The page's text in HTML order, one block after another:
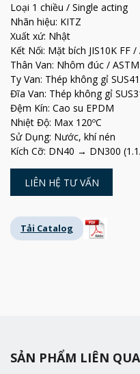
Loại 1 chiều / Single acting
Nhãn hiệu: KITZ
Xuất xứ: Nhật
Kết Nối: Mặt bích JIS10K FF /
Thân Van: Nhôm đúc /
Ty Van: Thép không gỉ
Đĩa Van: Thép không gỉ
Đệm Kín: Cao su EPDM
Nhiệt Độ: Max 120ºC
Sử Dụng: Nước, khí nén
Kích Cỡ: DN40 → DN300
LIÊN HỆ TƯ VẤN
Tải Catalog
SẢN PHẨM LIÊN